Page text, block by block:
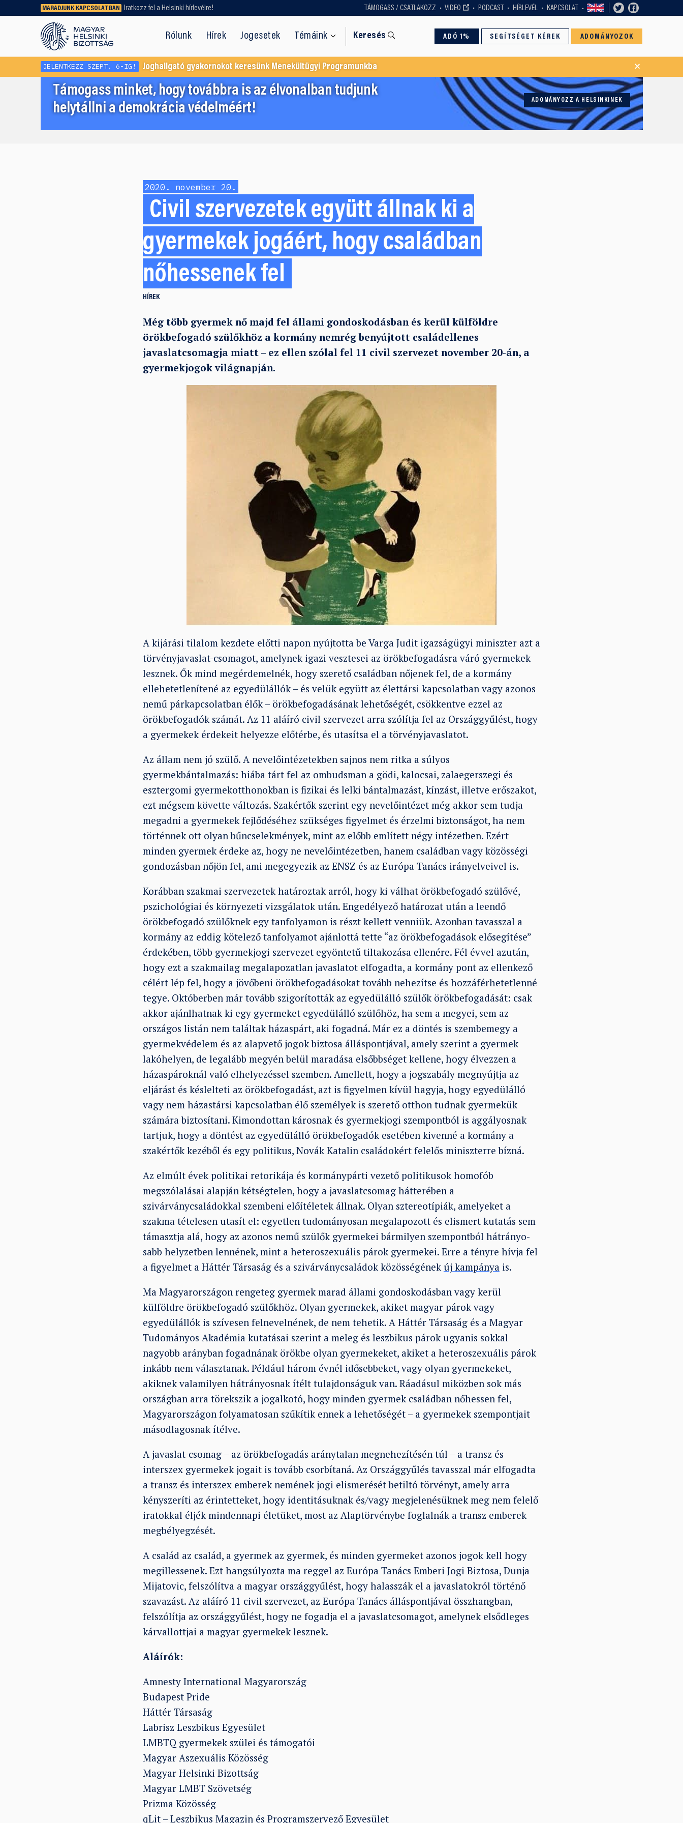
MARADJUNK KAPCSOLATBAN Iratkozz fel a Helsinki hírlevélre! TÁMOGASS / CSATLAKOZZ VIDEO PODCAST HÍRLEVÉL KAPCSOLAT
Rólunk Hírek Jogesetek Témáink Keresés ADÓ 1% SEGÍTSÉGET KÉREK ADOMÁNYOZOK
Régebbi tartalmat vagy
dokumentumot keresel? Használd a
keresőnket!
JELENTKEZZ SZEPT. 6-IG! Joghallgató gyakornokot keresünk Menekültügyi Programunkba ×
Támogass minket, hogy továbbra is az élvonalban tudjunk
helytállni a demokrácia védelméért!
ADOMÁNYOZZ A HELSINKINEK
2020. november 20.
Civil szervezetek együtt állnak ki a
gyermekek jogáért, hogy családban
nőhessenek fel
HÍREK
Még több gyermek nő majd fel állami gondoskodásban és kerül külföldre
örökbefogadó szülőkhöz a kormány nemrég benyújtott családellenes
javaslatcsomagja miatt – ez ellen szólal fel 11 civil szervezet november 20-án, a
gyermekjogok világnapján.
A kijárási tilalom kezdete előtti napon nyújtotta be Varga Judit igazságügyi miniszter azt a
törvényjavaslat-csomagot, amelynek igazi vesztesei az örökbefogadásra váró gyermekek
lesznek. Ők mind megérdemelnék, hogy szerető családban nőjenek fel, de a kormány
ellehetetlenítené az egyedülállók – és velük együtt az élettársi kapcsolatban vagy azonos
nemű párkapcsolatban élők – örökbefogadásának lehetőségét, csökkentve ezzel az
örökbefogadók számát. Az 11 aláíró civil szervezet arra szólítja fel az Országgyűlést, hogy
a gyermekek érdekeit helyezze előtérbe, és utasítsa el a törvényjavaslatot.
Az állam nem jó szülő. A nevelőintézetekben sajnos nem ritka a súlyos
gyermekbántalmazás: hiába tárt fel az ombudsman a gödi, kalocsai, zalaegerszegi és
esztergomi gyermekotthonokban is fizikai és lelki bántalmazást, kínzást, illetve erőszakot,
ezt mégsem követte változás. Szakértők szerint egy nevelőintézet még akkor sem tudja
megadni a gyermekek fejlődéséhez szükséges figyelmet és érzelmi biztonságot, ha nem
történnek ott olyan bűncselekmények, mint az előbb említett négy intézetben. Ezért
minden gyermek érdeke az, hogy ne nevelőintézetben, hanem családban vagy közösségi
gondozásban nőjön fel, ami megegyezik az ENSZ és az Európa Tanács irányelveivel is.
Korábban szakmai szervezetek határoztak arról, hogy ki válhat örökbefogadó szülővé,
pszichológiai és környezeti vizsgálatok után. Engedélyező határozat után a leendő
örökbefogadó szülőknek egy tanfolyamon is részt kellett venniük. Azonban tavasszal a
kormány az eddig kötelező tanfolyamot ajánlottá tette “az örökbefogadások elősegítése”
érdekében, több gyermekjogi szervezet egyöntetű tiltakozása ellenére. Fél évvel azután,
hogy ezt a szakmailag megalapozatlan javaslatot elfogadta, a kormány pont az ellenkező
célért lép fel, hogy a jövőbeni örökbefogadásokat tovább nehezítse és hozzáférhetetlenné
tegye. Októberben már tovább szigorították az egyedülálló szülők örökbefogadását: csak
akkor ajánlhatnak ki egy gyermeket egyedülálló szülőhöz, ha sem a megyei, sem az
országos listán nem találtak házaspárt, aki fogadná. Már ez a döntés is szembemegy a
gyermekvédelem és az alapvető jogok biztosa álláspontjával, amely szerint a gyermek
lakóhelyen, de legalább megyén belül maradása elsőbbséget kellene, hogy élvezzen a
házaspároknál való elhelyezéssel szemben. Amellett, hogy a jogszabály megnyújtja az
eljárást és késlelteti az örökbefogadást, azt is figyelmen kívül hagyja, hogy egyedülálló
vagy nem házastársi kapcsolatban élő személyek is szerető otthon tudnak gyermekük
számára biztosítani. Kimondottan károsnak és gyermekjogi szempontból is aggályosnak
tartjuk, hogy a döntést az egyedülálló örökbefogadók esetében kivenné a kormány a
szakértők kezéből és egy politikus, Novák Katalin családokért felelős miniszterre bízná.
Az elmúlt évek politikai retorikája és kormánypárti vezető politikusok homofób
megszólalásai alapján kétségtelen, hogy a javaslatcsomag hátterében a
szivárványcsaládokkal szembeni előítéletek állnak. Olyan sztereotípiák, amelyeket a
szakma tételesen utasít el: egyetlen tudományosan megalapozott és elismert kutatás sem
támasztja alá, hogy az azonos nemű szülők gyermekei bármilyen szempontból hátrányo­
sabb helyzetben lennének, mint a heteroszexuális párok gyermekei. Erre a tényre hívja fel
a figyelmet a Háttér Társaság és a szivárványcsaládok közösségének új kampányais.
Ma Magyarországon rengeteg gyermek marad állami gondoskodásban vagy kerül
külföldre örökbefogadó szülőkhöz. Olyan gyermekek, akiket magyar párok vagy
egyedülállók is szívesen felnevelnének, de nem tehetik. A Háttér Társaság és a Magyar
Tudományos Akadémia kutatásai szerint a meleg és leszbikus párok ugyanis sokkal
nagyobb arányban fogadnának örökbe olyan gyermekeket, akiket a heteroszexuális párok
inkább nem választanak. Például három évnél idősebbeket, vagy olyan gyermekeket,
akiknek valamilyen hátrányosnak ítélt tulajdonságuk van. Ráadásul miközben sok más
országban arra törekszik a jogalkotó, hogy minden gyermek családban nőhessen fel,
Magyarországon folyamatosan szűkítik ennek a lehetőségét – a gyermekek szempontjait
másodlagosnak ítélve.
A javaslat-csomag – az örökbefogadás aránytalan megnehezítésén túl – a transz és
interszex gyermekek jogait is tovább csorbítaná. Az Országgyűlés tavasszal már elfogadta
a transz és interszex emberek nemének jogi elismerését betiltó törvényt, amely arra
kényszeríti az érintetteket, hogy identitásuknak és/vagy megjelenésüknek meg nem felelő
iratokkal éljék mindennapi életüket, most az Alaptörvénybe foglalnák a transz emberek
megbélyegzését.
A család az család, a gyermek az gyermek, és minden gyermeket azonos jogok kell hogy
megillessenek. Ezt hangsúlyozta ma reggel az Európa Tanács Emberi Jogi Biztosa, Dunja
Mijatovic, felszólítva a magyar országgyűlést, hogy halasszák el a javaslatokról történő
szavazást. Az aláíró 11 civil szervezet, az Európa Tanács álláspontjával összhangban,
felszólítja az országgyűlést, hogy ne fogadja el a javaslatcsomagot, amelynek elsődleges
kárvallottjai a magyar gyermekek lesznek.
Aláírók:
Amnesty International Magyarország
Budapest Pride
Háttér Társaság
Labrisz Leszbikus Egyesület
LMBTQ gyermekek szülei és támogatói
Magyar Aszexuális Közösség
Magyar Helsinki Bizottság
Magyar LMBT Szövetség
Prizma Közösség
qLit – Leszbikus Magazin és Programszervező Egyesület